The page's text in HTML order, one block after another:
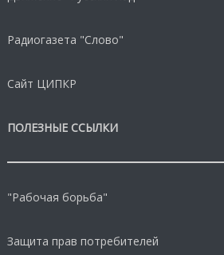
Радиогазета "Слово"
Сайт ЦИПКР
ПОЛЕЗНЫЕ ССЫЛКИ
"Рабочая борьба"
Защита прав потребителей